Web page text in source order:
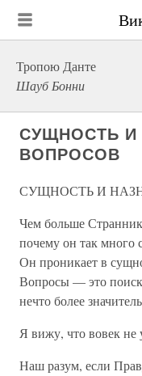
Тропою Данте
Шауб Бонни
СУЩНОСТЬ И
ВОПРОСОВ
СУЩНОСТЬ И
Чем больше
почему он так много
Он проникает в
Вопросы — это
нечто более
Я вижу, что вовек не
Наш разум, если